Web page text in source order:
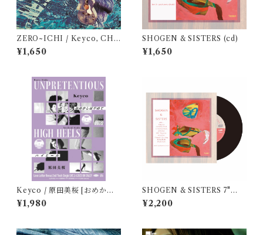
ZERO~ICHI / Keyco, CHA
N-MIKA (cd)
¥1,650
SHOGEN & SISTERS (cd)
¥1,650
Keyco / 原田美桜 [おめかし
はやめて / ハイヒール] (7inch
vinyl)
¥1,980
SHOGEN & SISTERS 7"
「サーモンピンク／アヤハワ
」(7inch vinyl)
¥2,200